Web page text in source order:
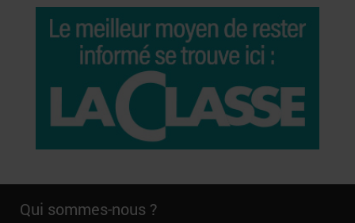
Qui sommes-nous ?